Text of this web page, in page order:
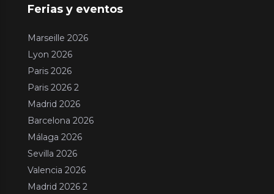
Ferias y eventos
Marseille 2026
Lyon 2026
Paris 2026
Paris 2026 2
Madrid 2026
Barcelona 2026
Málaga 2026
Sevilla 2026
Valencia 2026
Madrid 2026 2